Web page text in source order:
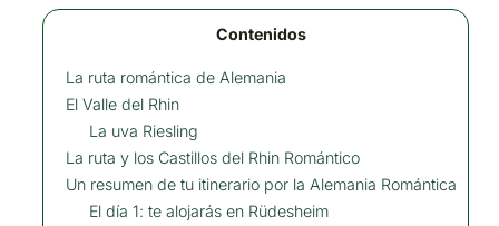
Contenidos
La ruta romántica de Alemania
El Valle del Rhin
La uva Riesling
La ruta y los Castillos del Rhin Romántico
Un resumen de tu itinerario por la Alemania Romántica
El día 1: te alojarás en Rüdesheim